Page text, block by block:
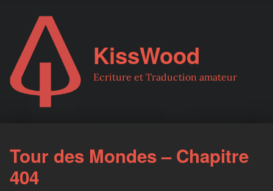
KissWood
Ecriture et Traduction amateur
Tour des Mondes – Chapitre
404